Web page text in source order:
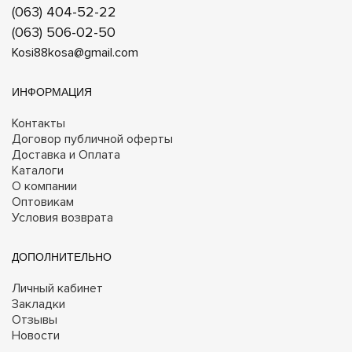
(063) 404-52-22
(063) 506-02-50
Kosi88kosa@gmail.com
ИНФОРМАЦИЯ
Контакты
Договор публичной оферты
Доставка и Оплата
Каталоги
О компании
Оптовикам
Условия возврата
ДОПОЛНИТЕЛЬНО
Личный кабинет
Закладки
Отзывы
Новости